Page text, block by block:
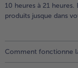
10 heures à 21
produits jusque dans
Comment fonctionne